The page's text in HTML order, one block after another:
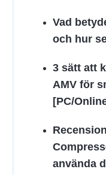
Vad
och hur
3 sätt att
AMV för
[PC/
använda